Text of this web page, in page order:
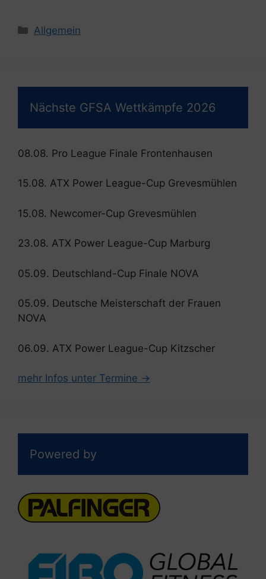
Kategorien
Allgemein
Nächste GFSA Wettkämpfe 2026
08.08. Pro League Finale Frontenhausen
15.08. ATX Power League-Cup Grevesmühlen
15.08. Newcomer-Cup Grevesmühlen
23.08. ATX Power League-Cup Marburg
05.09. Deutschland-Cup Finale NOVA
05.09. Deutsche Meisterschaft der Frauen
NOVA
06.09. ATX Power League-Cup Kitzscher
mehr Infos unter Termine →
Powered by